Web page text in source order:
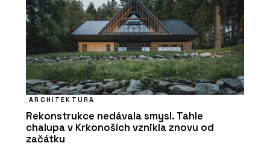
ARCHITEKTURA
Rekonstrukce nedávala smysl. Tahle
chalupa v Krkonoších vznikla znovu od
začátku